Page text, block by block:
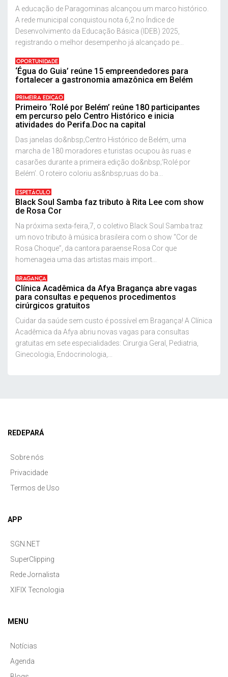
A educação de Paragominas alcançou um marco histórico.
A rede municipal conquistou nota 6,2 no Índice de
Desenvolvimento da Educação Básica (IDEB) 2025,
registrando o melhor desempenho já alcançado pe...
OPORTUNIDADE
‘Égua do Guia’ reúne 15 empreendedores para
fortalecer a gastronomia amazônica em Belém
PRIMEIRA EDIÇÃO
Primeiro ‘Rolé por Belém’ reúne 180 participantes
em percurso pelo Centro Histórico e inicia
atividades do Perifa.Doc na capital
Das janelas do&nbsp;Centro Histórico de Belém, uma
marcha de 180 moradores e turistas ocupou às ruas e
casarões durante a primeira edição do&nbsp;‘Rolé por
Belém’. O roteiro coloriu as&nbsp;ruas do ba...
ESPETÁCULO
Black Soul Samba faz tributo à Rita Lee com show
de Rosa Cor
Na próxima sexta-feira,7, o coletivo Black Soul Samba traz
um novo tributo à música brasileira com o show “Cor de
Rosa Choque”, da cantora paraense Rosa Cor que
homenageia uma das artistas mais import...
BRAGANÇA
Clínica Acadêmica da Afya Bragança abre vagas
para consultas e pequenos procedimentos
cirúrgicos gratuitos
Cuidar da saúde sem custo é possível em Bragança! A Clínica
Acadêmica da Afya abriu novas vagas para consultas
gratuitas em sete especialidades: Cirurgia Geral, Pediatria,
Ginecologia, Endocrinologia,...
REDEPARÁ
Sobre nós
Privacidade
Termos de Uso
APP
SGN.NET
SuperClipping
Rede Jornalista
XIFIX Tecnologia
MENU
Notícias
Agenda